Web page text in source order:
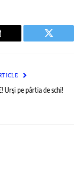
Twitter
Urși pe pârtia de schi!